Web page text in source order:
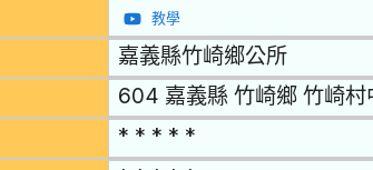
教學
嘉義縣竹崎鄉公所
604 嘉義縣 竹崎鄉 竹崎村
* * * * *